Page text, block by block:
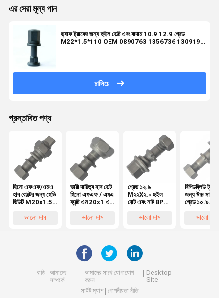
এর সেরা মূল্য পান
ড্যাফ ট্রাকের জন্য হুইল বোল্ট এবং বাদাম 10.9 12.9 গ্রেড
M22*1.5*110 OEM 0890763 1356736 1309190
চালিয়ে
প্রস্তাবিত পণ্য
হিনো এফএফ/এমএ
হাব বোল্টের জন্য হেভি
ডিউটি M20x1.5
হিনো ট্রাকের জন্য
ভালো দাম
ভারী দায়িত্ব হাব বোল্ট
হিনো এফএফ / এমএ
ফ্রন্ট এম 20x1 এর
ভালো দাম
গ্রেড ১২.৯
M২২X২.০ হুইল
বোল্ট এবং নাট BPW
OEM0329613170
ভালো দাম
বিপিডব্লিউ
জন্য উচ্চ মানের
গ্রেড ১০.৯
বোল্ট OEM
ভালো দাম
বাড়ি
আমাদের
সম্পর্কে
আমাদের সাথে যোগাযোগ
করুন
Desktop
Site
সাইট ম্যাপ
গোপনীয়তা নীতি